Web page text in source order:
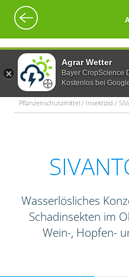
Agrar Wetter
Bayer CropScience
Kostenlos bei
Pflanzenschutzmittel / Insektizid /
Wasserlösliches
Schadinsekten im
Wein-, Hopfen-